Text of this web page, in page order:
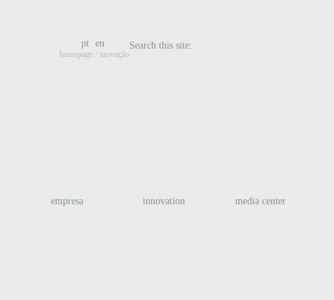
Search this site:
pt en
empresa innovation media center
homepage / inovação